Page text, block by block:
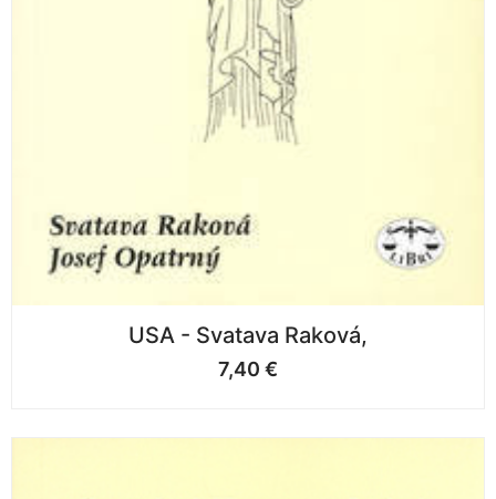
USA - Svatava Raková,
7,40 €